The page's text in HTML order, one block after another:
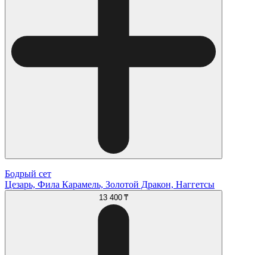
Бодрый сет
Цезарь, Фила Карамель, Золотой Дракон, Наггетсы
13 400 ₸